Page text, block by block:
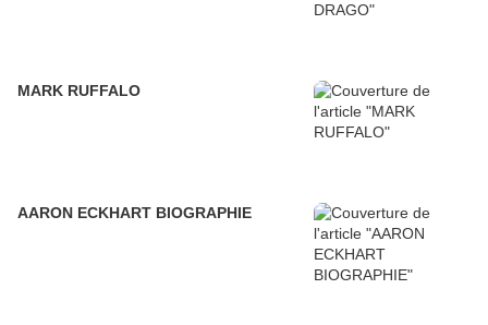
MARK RUFFALO
AARON ECKHART BIOGRAPHIE